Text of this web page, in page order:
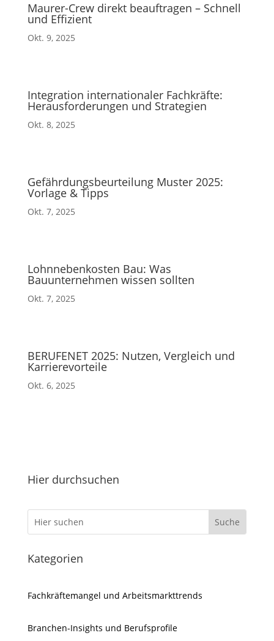
Maurer-Crew direkt beauftragen – Schnell
und Effizient
Okt. 9, 2025
Integration internationaler Fachkräfte:
Herausforderungen und Strategien
Okt. 8, 2025
Gefährdungsbeurteilung Muster 2025:
Vorlage & Tipps
Okt. 7, 2025
Lohnnebenkosten Bau: Was
Bauunternehmen wissen sollten
Okt. 7, 2025
BERUFENET 2025: Nutzen, Vergleich und
Karrierevorteile
Okt. 6, 2025
Hier durchsuchen
Kategorien
Fachkräftemangel und Arbeitsmarkttrends
Branchen-Insights und Berufsprofile